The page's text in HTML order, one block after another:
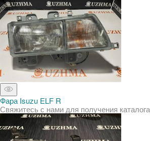
Фара Isuzu ELF R
Свяжитесь с нами для получения